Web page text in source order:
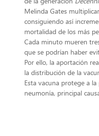
Melinda Gates
consiguiendo así
mortalidad de los más
Cada minuto mueren
que se podrían haber
Por ello, la aportación
la distribución de la
Esta vacuna protege a
neumonía, principal